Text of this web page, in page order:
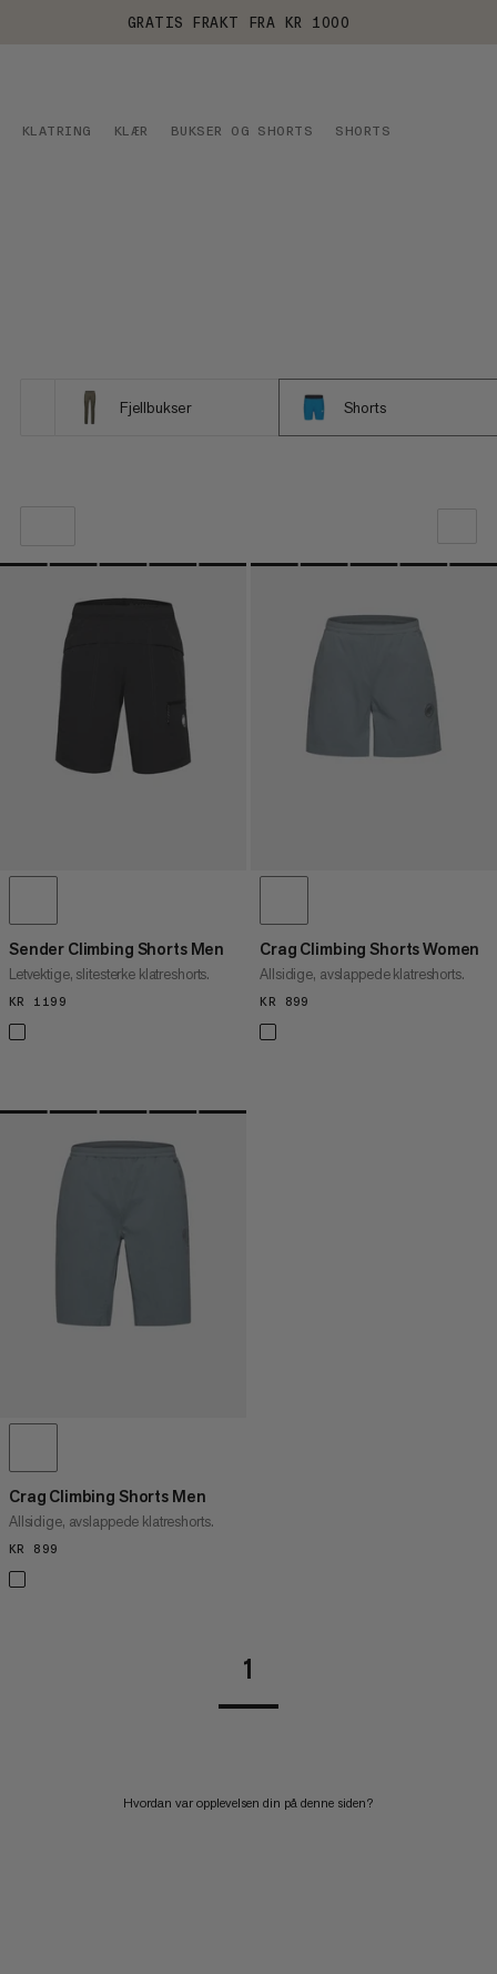
GRATIS FRAKT FRA KR 1000
KLATRING KLÆR BUKSER OG SHORTS SHORTS
Fjellbukser Shorts
VÅR ANBEFALING
PRIS LAV TIL HØY
PRIS HØY TIL LAV
HVA ER NYTT
Sender Climbing Shorts Men
Letvektige, slitesterke klatreshorts.
KR 1199
Crag Climbing Shorts Women
Allsidige, avslappede klatreshorts.
KR 899
Crag Climbing Shorts Men
Allsidige, avslappede klatreshorts.
KR 899
1
Hvordan var opplevelsen din på denne siden?